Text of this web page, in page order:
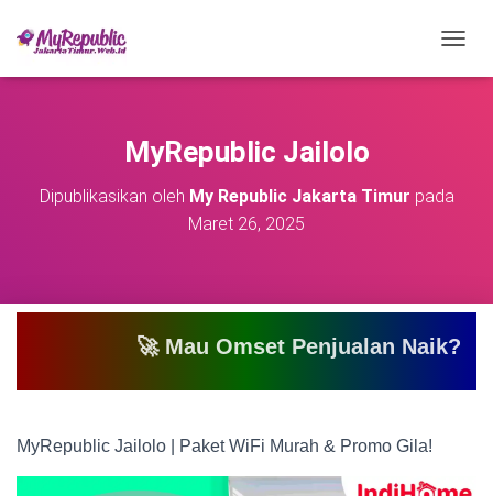
O
A
S
MyRepublic Jailolo
Dipublikasikan oleh My Republic Jakarta Timur pada
Maret 26, 2025
🚀 Mau Omset Penjualan Naik? Atau
MyRepublic Jailolo | Paket WiFi Murah & Promo Gila!